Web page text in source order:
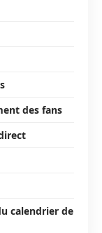
des fans
calendrier de